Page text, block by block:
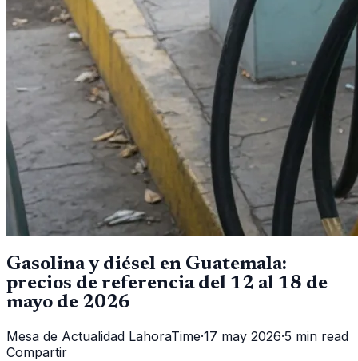
Gasolina y diésel en Guatemala:
precios de referencia del 12 al 18 de
mayo de 2026
Mesa de Actualidad LahoraTime·17 may 2026·5 min read
Compartir